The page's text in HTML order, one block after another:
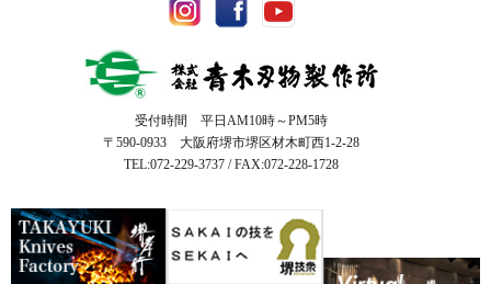
受付時間 平日AM10時～PM5時
〒590-0933 大阪府堺市堺区材木町西1-2-28
TEL:072-229-3737 / FAX:072-228-1728